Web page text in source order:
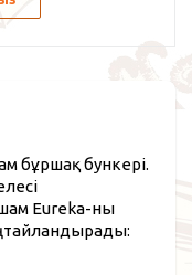
бұршақ бункері.
Eureka-ны